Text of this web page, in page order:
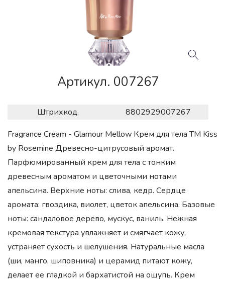
Артикул. 007267
Штрихкод.
8802929007267
Fragrance Cream - Glamour Mellow Крем для тела ТМ Kiss
by Rosemine Древесно-цитрусовый аромат.
Парфюмированный крем для тела с тонким
древесным ароматом и цветочными нотами
апельсина. Верхние ноты: слива, кедр. Сердце
аромата: гвоздика, виолет, цветок апельсина. Базовые
ноты: сандаловое дерево, мускус, ваниль. Нежная
кремовая текстура увлажняет и смягчает кожу,
устраняет сухость и шелушения. Натуральные масла
(ши, манго, шиповника) и церамид питают кожу,
делает ее гладкой и бархатистой на ощупь. Крем